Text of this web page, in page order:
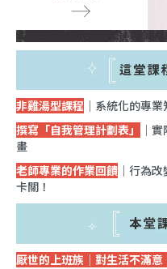
非雞湯型課程 ｜系統化的專
撰寫「自我管理計劃表」
｜
畫
老師專業的作業回饋 ｜行為
卡關！
厭世的上班族｜對生活不滿